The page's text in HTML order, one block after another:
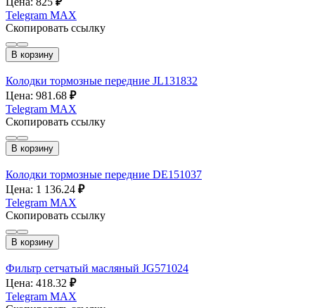
Telegram MAX
Скопировать ссылку
В корзину
Колодки тормозные передние JL131832
Цена: 981.68 ₽
Telegram MAX
Скопировать ссылку
В корзину
Колодки тормозные передние DE151037
Цена: 1 136.24 ₽
Telegram MAX
Скопировать ссылку
В корзину
Фильтр сетчатый масляный JG571024
Цена: 418.32 ₽
Telegram MAX